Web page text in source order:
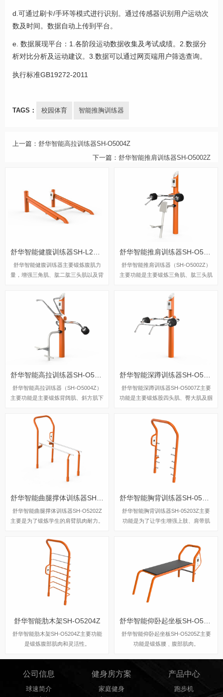
d.可通过刷卡/手环等模式进行识别。通过传感器识别用户运动次
数及时间。数据自动上传到平台。
e. 数据展现平台：1.各阶段运动数据收集及考试成绩。2.数据分
析对比分析及运动建议。3.数据可以通过网页端用户筛选查询。
执行标准GB19272-2011
TAGS： 校园体育 智能推胸训练器
上一篇： 舒华智能高拉训练器SH-O5004Z
下一篇： 舒华智能推肩训练器SH-O5002Z
舒华智能健腹训练器SH-L2289Z
舒华智能健腹训练器主要锻炼腹肌力
量，增强三角肌、肱二肱三头肌以及背
舒华智能推肩训练器SH-O5002Z
舒华智能推肩训练器（SH-O5002Z）
主要功能是主要锻炼三角肌、肱三头肌
舒华智能高拉训练器SH-O5004Z
舒华智能高拉训练器（SH-O5004Z）
主要功能是主要锻炼背阔肌、斜方肌下
舒华智能深蹲训练器SH-O5007Z
舒华智能深蹲训练器SH-O5007Z主要
功能是主要锻炼股四头肌、臀大肌及腘
舒华智能曲腿撑体训练器SH-O5202Z
舒华智能曲腿撑体训练器SH-O5202Z
主要是为了锻炼学生的肩臂肌肉耐力。
舒华智能胸背训练器SH-05203Z
舒华智能胸背训练器SH-05203Z主要
功能是为了让学生增强上肢、肩带肌
舒华智能肋木架SH-O5204Z
舒华智能肋木架SH-O5204Z主要功能
是锻炼腹部肌肉和灵活性。
舒华智能仰卧起坐板SH-O5205Z
舒华智能仰卧起坐板SH-O5205Z主要
功能是锻炼腰﹑腹部肌肉。
公司信息
球速简介
健身房方案
家庭健身
产品中心
跑步机